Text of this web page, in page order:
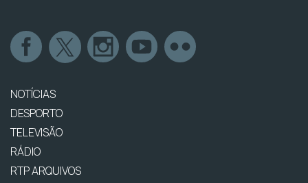
NOTÍCIAS
DESPORTO
TELEVISÃO
RÁDIO
RTP ARQUIVOS